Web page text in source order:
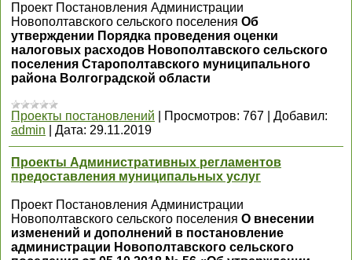
Проект Постановления Администрации
Новополтавского сельского поселения Об
утверждении Порядка проведения оценки
налоговых расходов Новополтавского сельского
поселения Старополтавского муниципального
района Волгоградской области
Проекты постановлений Просмотров: 767
Добавил:
admin
Дата: 29.11.2019
Проекты Административных регламентов
предоставления муниципальных услуг
Проект Постановления Администрации
Новополтавского сельского поселения О внесении
изменений и дополнений в постановление
администрации Новополтавского сельского